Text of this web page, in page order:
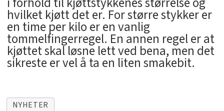
hvilket kjøtt det er. For større stykker er
en time per kilo er en vanlig
tommelfingerregel. En annen regel er at
kjøttet skal løsne lett ved bena, men det
sikreste er vel å ta en liten smakebit.
NYHETER